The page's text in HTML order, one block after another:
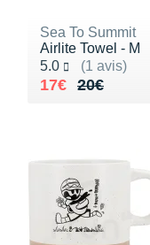
Sea To Summit
Airlite Towel - M
5.0
(1 avis)
Noté 5.0 sur 5
20€
Au lieu de 20€
17€
Vendu 17€